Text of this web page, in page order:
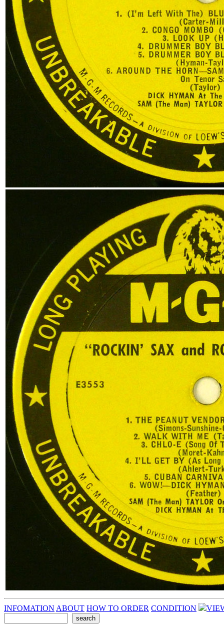
INFOMATION ABOUT HOW TO ORDER CONDITION